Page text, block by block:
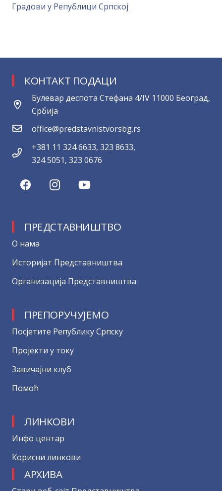
Градови у Републици Српској
КОНТАКТ ПОДАЦИ
Булевар деспота Стефана 4/IV 11000 Београд,
Србија
office@predstavnistvorsbg.rs
+381 11 324 6633, 323 8633,
324 5051, 323 0676
ПРЕДСТАВНИШТВО
О нама
Историјат Представништва
Организација Представништва
ПРЕПОРУЧУЈЕМО
Посјетите Републику Српску
Пројекти у току
Завичајни клуб
Помоћ
ЛИНКОВИ
Инфо центар
Корисни линкови
АРХИВА